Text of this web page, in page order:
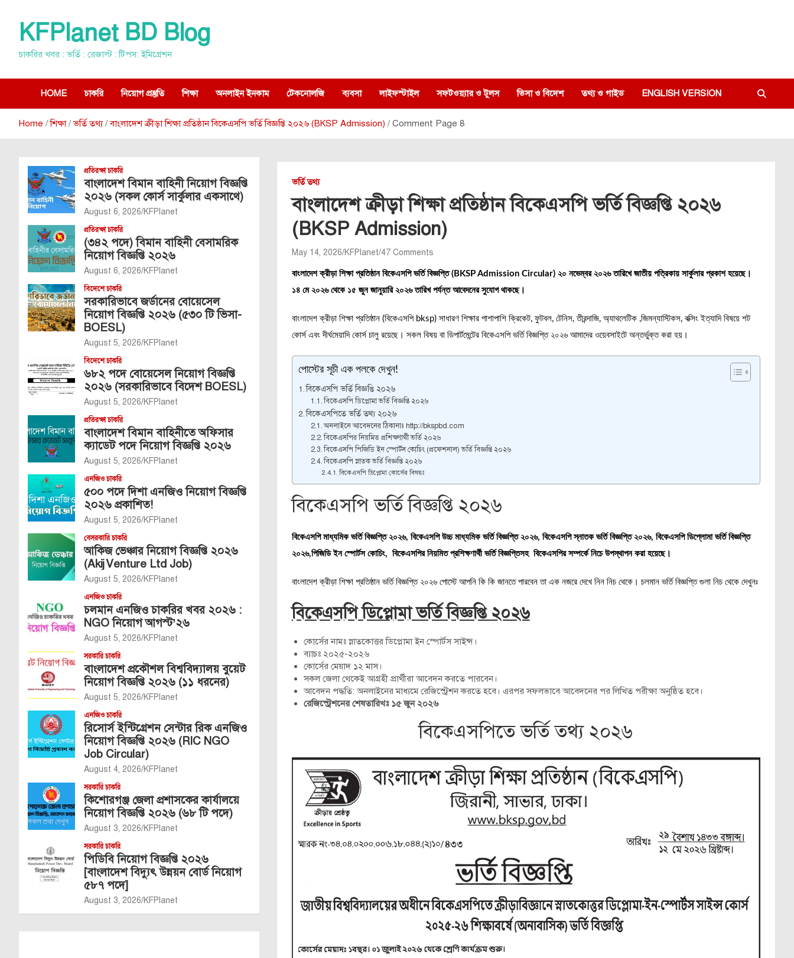
contentKFPlanet BD Blog
চাকরির খবর : ভর্তি : রেজাল্ট : টিপস: ইমিগ্রেশন
HOME চাকরি নিয়োগ প্রস্তুতি শিক্ষা অনলাইন ইনকাম টেকনোলজি ব্যবসা লাইফস্টাইল সফটওয়্যার ও টুলস ভিসা ও বিদেশ তথ্য ও গাইড ENGLISH VERSION
Home শিক্ষা ভর্তি তথ্য বাংলাদেশ ক্রীড়া শিক্ষা প্রতিষ্ঠান বিকেএসপি ভর্তি বিজ্ঞপ্তি ২০২৬ (BKSP Admission) Comment Page 8
ভর্তি তথ্য
বাংলাদেশ ক্রীড়া শিক্ষা প্রতিষ্ঠান বিকেএসপি ভর্তি বিজ্ঞপ্তি ২০২৬
(BKSP Admission)
May 14, 2026 KFPlanet 47 Comments
বাংলাদেশ ক্রীড়া শিক্ষা প্রতিষ্ঠান বিকেএসপি ভর্তি বিজ্ঞপ্তি (BKSP Admission Circular) ২০ নভেম্বর ২০২৬ তারিখে জাতীয় পত্রিকায় সার্কুলার প্রকাশ হয়েছে।
১৪ মে ২০২৬ থেকে ১৫ জুন জানুয়ারি ২০২৬ তারিখ পর্যন্ত আবেদনের সুযোগ থাকছে।
বাংলাদেশ ক্রীড়া শিক্ষা প্রতিষ্ঠান (বিকেএসপি bksp) সাধারণ শিক্ষার পাশাপাশি ক্রিকেট, ফুটবল, টেনিস, তীরন্দাজি, অ্যাথলেটিক ,জিমন্যাস্টিকস, বক্সিং ইত্যাদি বিষয়ে শট
কোর্স এবং দীর্ঘমেয়াদি কোর্স চালু রয়েছে। সকল বিষয় বা ডিপার্টমেন্টের বিকেএসপি ভর্তি বিজ্ঞপ্তি ২০২৬ আমাদের ওয়েবসাইটে অন্তর্ভুক্ত করা হয়।
পোস্টের সূচী এক পলকে দেখুন!
বিকেএসপি ভর্তি বিজ্ঞপ্তি ২০২৬
বিকেএসপি ডিপ্লোমা ভর্তি বিজ্ঞপ্তি ২০২৬
বিকেএসপিতে ভর্তি তথ্য ২০২৬
অনলাইনে আবেদনের ঠিকানাঃ http://bkspbd.com
বিকেএসপির নিয়মিত প্রশিক্ষণার্থী ভর্তি ২০২৬
বিকেএসপি পিজিডি ইন স্পোর্টস কোচিং (প্রফেশনাল) ভর্তি বিজ্ঞপ্তি ২০২৬
বিকেএসপি স্নাতক ভর্তি বিজ্ঞপ্তি ২০২৬
বিকেএসপি ডিপ্লোমা কোর্সের বিষয়ঃ
বিকেএসপি ভর্তি বিজ্ঞপ্তি ২০২৬
বিকেএসপি মাধ্যমিক ভর্তি বিজ্ঞপ্তি ২০২৬, বিকেএসপি উচ্চ মাধ্যমিক ভর্তি বিজ্ঞপ্তি ২০২৬, বিকেএসপি স্নাতক ভর্তি বিজ্ঞপ্তি ২০২৬, বিকেএসপি ডিপ্লোমা ভর্তি বিজ্ঞপ্তি
২০২৬,পিজিডি ইন স্পোর্টস কোচিং, বিকেএসপির নিয়মিত প্রশিক্ষণার্থী ভর্তি বিজ্ঞপ্তিসহ বিকেএসপির সম্পর্কে নিচে উপস্থাপন করা হয়েছে।
বাংলাদেশ ক্রীড়া শিক্ষা প্রতিষ্ঠান ভর্তি বিজ্ঞপ্তি ২০২৬ পোস্টে আপনি কি কি জানতে পারবেন তা এক নজরে দেখে নিন নিচ থেকে। চলমান ভর্তি বিজ্ঞপ্তি গুলা নিচ থেকে দেখুনঃ
বিকেএসপি ডিপ্লোমা ভর্তি বিজ্ঞপ্তি ২০২৬
কোর্সের নামঃ স্নাতকোত্তর ডিপ্লোমা ইন স্পোর্টস সাইন্স।
ব্যাচঃ ২০২৫-২০২৬
কোর্সের মেয়াদ ১২ মাস।
সকল জেলা থেকেই আগ্রহী প্রার্থীরা আবেদন করতে পারবেন।
আবেদন পদ্ধতি: অনলাইনের মাধ্যমে রেজিস্ট্রেশন করতে হবে। এরপর সফলভাবে আবেদনের পর লিখিত পরীক্ষা অনুষ্ঠিত হবে।
রেজিস্ট্রেশনের শেষতারিখঃ ১৫ জুন ২০২৬
বিকেএসপিতে ভর্তি তথ্য ২০২৬
প্রতিরক্ষা চাকরি
বাংলাদেশ বিমান বাহিনী নিয়োগ বিজ্ঞপ্তি
২০২৬ (সকল কোর্স সার্কুলার একসাথে)
August 6, 2026 KFPlanet
প্রতিরক্ষা চাকরি
(৩৪২ পদে) বিমান বাহিনী বেসামরিক
নিয়োগ বিজ্ঞপ্তি ২০২৬
August 6, 2026 KFPlanet
বিদেশে চাকরি
সরকারিভাবে জর্ডানের বোয়েসেল
নিয়োগ বিজ্ঞপ্তি ২০২৬ (৫৩০ টি ভিসা-
BOESL)
August 5, 2026 KFPlanet
বিদেশে চাকরি
৬৮২ পদে বোয়েসেল নিয়োগ বিজ্ঞপ্তি
২০২৬ (সরকারিভাবে বিদেশ BOESL)
August 5, 2026 KFPlanet
প্রতিরক্ষা চাকরি
বাংলাদেশ বিমান বাহিনীতে অফিসার
ক্যাডেট পদে নিয়োগ বিজ্ঞপ্তি ২০২৬
August 5, 2026 KFPlanet
এনজিও চাকরি
৫০০ পদে দিশা এনজিও নিয়োগ বিজ্ঞপ্তি
২০২৬ প্রকাশিত!
August 5, 2026 KFPlanet
বেসরকারি চাকরি
আকিজ ভেঞ্চার নিয়োগ বিজ্ঞপ্তি ২০২৬
(Akij Venture Ltd Job)
August 5, 2026 KFPlanet
এনজিও চাকরি
চলমান এনজিও চাকরির খবর ২০২৬ :
NGO নিয়োগ আগস্ট’২৬
August 5, 2026 KFPlanet
সরকারি চাকরি
বাংলাদেশ প্রকৌশল বিশ্ববিদ্যালয় বুয়েট
নিয়োগ বিজ্ঞপ্তি ২০২৬ (১১ ধরনের)
August 5, 2026 KFPlanet
এনজিও চাকরি
রিসোর্স ইন্টিগ্রেশন সেন্টার রিক এনজিও
নিয়োগ বিজ্ঞপ্তি ২০২৬ (RIC NGO
Job Circular)
August 4, 2026 KFPlanet
সরকারি চাকরি
কিশোরগঞ্জ জেলা প্রশাসকের কার্যালয়ে
নিয়োগ বিজ্ঞপ্তি ২০২৬ (৬৮ টি পদে)
August 3, 2026 KFPlanet
সরকারি চাকরি
পিডিবি নিয়োগ বিজ্ঞপ্তি ২০২৬
[বাংলাদেশ বিদ্যুৎ উন্নয়ন বোর্ড নিয়োগ
৫৮৭ পদে]
August 3, 2026 KFPlanet